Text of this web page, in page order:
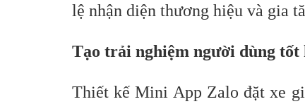
lệ nhận diện thương hiệu và gia
Tạo trải nghiệm người dùng tốt
Thiết kế Mini App Zalo đặt xe